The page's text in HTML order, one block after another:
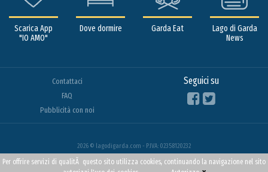
Scarica App
"IO AMO"
Dove dormire Garda Eat
Lago di Garda
News
Contattaci
FAQ
Pubblicità con noi
Seguici su
2026 © lagodigarda.com - P.IVA: 02358120232
Per offrire servizi di qualitÃ questo sito utilizza cookies, continuando la navigazione nel sito